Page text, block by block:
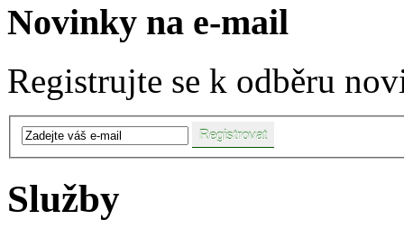
Novinky na e-mail
Registrujte se k odběru
Služby